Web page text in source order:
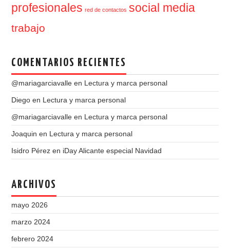
profesionales red de contactos social media
trabajo
COMENTARIOS RECIENTES
@mariagarciavalle en Lectura y marca personal
Diego en Lectura y marca personal
@mariagarciavalle en Lectura y marca personal
Joaquin en Lectura y marca personal
Isidro Pérez en iDay Alicante especial Navidad
ARCHIVOS
mayo 2026
marzo 2024
febrero 2024